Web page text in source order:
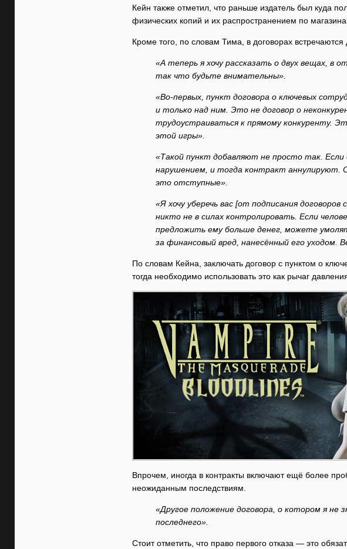
Кейн также отметил, что раньше издатель был куда
физических копий и их распространением по
Кроме того, по словам Тима, в договорах
«А теперь я хочу рассказать о двух вещах, в
так что будьте внимательны».
«Во-первых, пункт договора о ключевых
и только над ним. Это не договор о
трудоустраиваться к прямому конкуренту.
этой игры».
«Такой пункт добавляют не просто так.
нарушением, и тогда контракт аннулируют.
это отступные».
«Я хочу уберечь вас [от подписания
никто не в силах контролировать. Если
предложить ему больше денег, можете
за финансовый вред, нанесённый его уходом.
По словам Кейна, заключать договор с пунктом о
тогда необходимо использовать это как рычаг
Впрочем, иногда в контракты включают ещё более
неожиданным последствиям.
«Другое положение договора, о котором я не
последнего».
Стоит отметить, что право первого отказа — это